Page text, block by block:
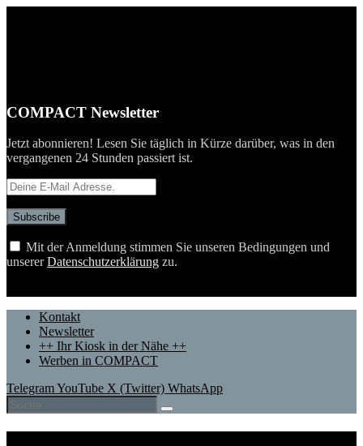
COMPACT Newsletter
Jetzt abonnieren! Lesen Sie täglich in Kürze darüber, was in den
vergangenen 24 Stunden passiert ist.
Mit der Anmeldung stimmen Sie unseren Bedingungen und
unsererDatenschutzerklärung zu.
Kontakt
Newsletter
++ Ihr Kiosk in der Nähe ++
Werben in COMPACT
TelegramYouTube X (Twitter) WhatsApp